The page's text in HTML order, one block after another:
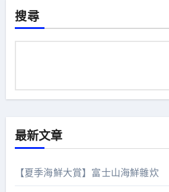
搜尋
最新文章
【夏季海鮮大賞】富士山海鮮雜炊